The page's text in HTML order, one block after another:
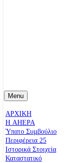
Menu
ΑΡΧΙΚΗ
Η AHEPA
Ύπατο Συµβούλιο
Περιφέρεια 25
Ιστορικά Στοιχεία
Καταστατικό